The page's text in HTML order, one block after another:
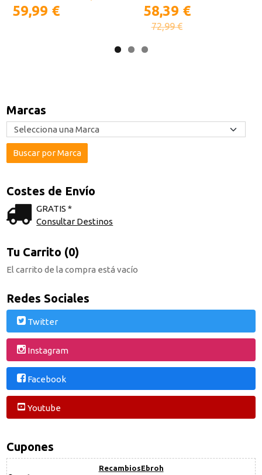
Marcas
Costes de Envío
GRATIS *
Consultar Destinos
Tu Carrito (0)
El carrito de la compra está vacío
Redes Sociales
Twitter
Instagram
Facebook
Youtube
Cupones
RecambiosEbroh
59,99 € 58,39 €
72,99 €